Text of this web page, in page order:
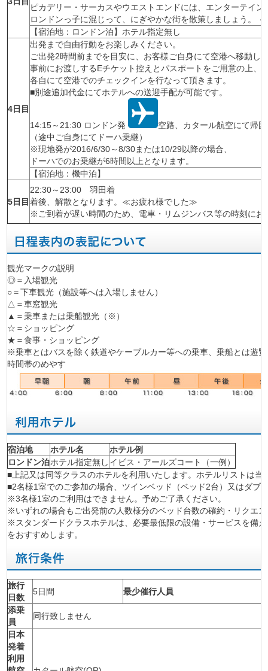
ピカデリー・サーカスやウエストエンドには、エンターテイン
ロンドンっ子に混じって、にぎやかな街を散策しましょう。 ～
【宿泊地：ロンドン泊】ホテル指定無し
4日目
出発まで自由行動をお楽しみください。
ご出発2時間前までを目安に、お客様ご自身にて空港へ移動し
事前にお渡しするEチケット控えとパスポートをご用意の上、
各自にて空港でのチェックインを行なって頂きます。
■別途追加代金にてホテルへの送迎手配が可能です。
14:15～21:30 ロンドン発
空路、カタール航空にて帰
（途中ご自身にてドーハ乗継）
※現地発が2016/6/30～8/30または10/29以降の場合、
ドーハでのお乗継が6時間以上となります。
【宿泊地：機中泊】
5日目
22:30～23:00 羽田着
着後、解散となります。≪お疲れ様でした≫
※ご到着が遅い時間のため、電車・リムジンバス等の時刻にお
観光マークの説明
◎＝入場観光
○＝下車観光（施設等へは入場しません）
△＝車窓観光
▲＝乗車または乗船観光（※）
☆＝ショッピング
★＝食事・ショッピング
※乗車とはバスを除く鉄道やケーブルカー等への乗車、乗船とは遊
時間帯のめやす
宿泊地 ホテル名
ホテル例
ロンドン泊ホテル指定無し イビス・アールズコート（一例）
■上記又は同等クラスのホテルを利用いたします。ホテルリストは当
■2名様1室でのご参加の場合、ツインベッド（ベッド2台）又はダブ
※3名様1室のご利用はできません。予めご了承ください。
※いずれの場合もご出発前の人数様分のベッド台数の確約・リクエ
※スタンダードクラスホテルは、必要最低限の設備・サービスを備
をおすすめします。
旅行
日数
5日間
最少催行人員
添乗
員
同行致しません
日本
発着
利用